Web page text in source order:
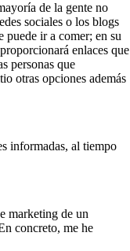
de la gente no
sociales o los blogs
puede ir a comer; en su
enlaces que
personas que
otras opciones además
informadas, al tiempo
marketing de un
concreto, me he